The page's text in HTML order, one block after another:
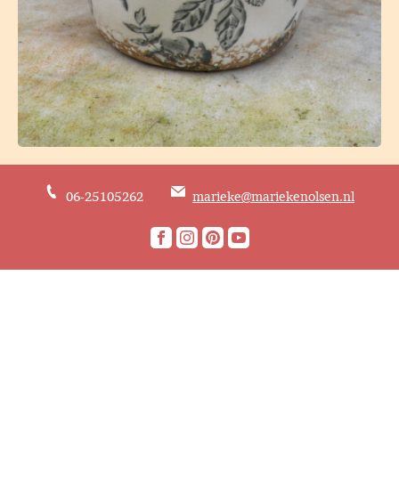
06-25105262 marieke@mariekenolsen.nl